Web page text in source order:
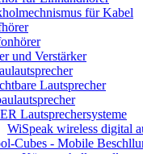
für Kabel
und Verstärker
Lautsprecher
Lautsprechersysteme
WiSpeak wireless digital
Cubes - Mobile